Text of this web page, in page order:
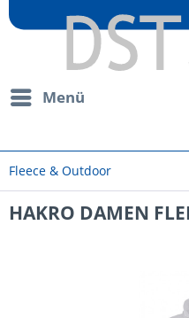
Menü
Fleece & Outdoor
HAKRO DAMEN